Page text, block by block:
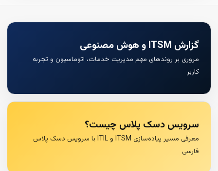
گزارش ITSM و هوش مصنوعی
مروری بر روندهای مهم مدیریت خدمات، اتوماسیون و تجربه
کاربر
سرویس دسک پلاس چیست؟
معرفی مسیر پیاده‌سازی ITSM و ITIL با سرویس دسک پلاس
فارسی